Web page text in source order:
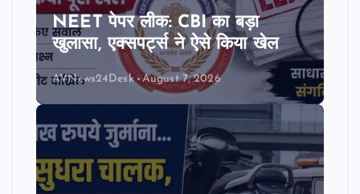
NEET पेपर लीक: CBI का बड़ा
खुलासा, एक्सपर्ट्स ने ऐसे किया खेल
AVNews24Desk August 7, 2026